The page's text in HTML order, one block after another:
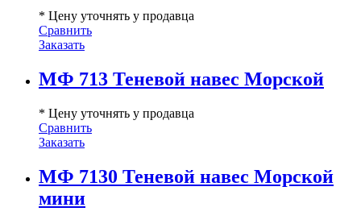
* Цену уточнять у продавца
Сравнить
Заказать
МФ 713 Теневой навес Морской
* Цену уточнять у продавца
Сравнить
Заказать
МФ 7130 Теневой навес Морской
мини